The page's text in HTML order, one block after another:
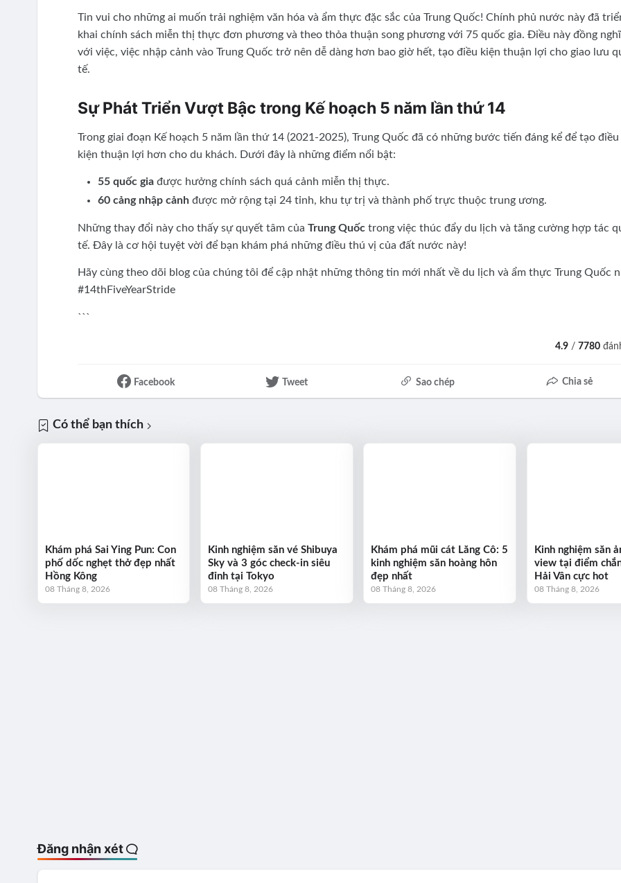
Tin vui cho những ai muốn trải nghiệm văn hóa và ẩm thực đặc sắc của Trung Quốc! Chính phủ nước này đã
khai chính sách miễn thị thực đơn phương và theo thỏa thuận song phương với 75 quốc gia. Điều này đồng
với việc, việc nhập cảnh vào Trung Quốc trở nên dễ dàng hơn bao giờ hết, tạo điều kiện thuận lợi cho giao lưu
tế.
Sự Phát Triển Vượt Bậc trong Kế hoạch 5 năm lần thứ 14
Trong giai đoạn Kế hoạch 5 năm lần thứ 14 (2021-2025), Trung Quốc đã có những bước tiến đáng kể để tạo điều
kiện thuận lợi hơn cho du khách. Dưới đây là những điểm nổi bật:
55 quốc gia được hưởng chính sách quá cảnh miễn thị thực.
60 cảng nhập cảnh được mở rộng tại 24 tỉnh, khu tự trị và thành phố trực thuộc trung ương.
Những thay đổi này cho thấy sự quyết tâm của Trung Quốctrong việc thúc đẩy du lịch và tăng cường hợp tác
tế. Đây là cơ hội tuyệt vời để bạn khám phá những điều thú vị của đất nước này!
Hãy cùng theo dõi blog của chúng tôi để cập nhật những thông tin mới nhất về du lịch và ẩm thực Trung Quốc
#14thFiveYearStride
```
4.9 / 7780
Facebook Tweet Sao chép Chia sẻ
Có thể bạn thích
Khám phá Sai Ying Pun: Con
phố dốc nghẹt thở đẹp nhất
Hồng Kông
08 Tháng 8, 2026
Kinh nghiệm săn vé Shibuya
Sky và 3 góc check-in siêu
đỉnh tại Tokyo
08 Tháng 8, 2026
Khám phá mũi cát Lăng Cô: 5
kinh nghiệm săn hoàng hôn
đẹp nhất
08 Tháng 8, 2026
Kinh nghiệm săn
view tại điểm
Hải Vân cực hot
08 Tháng 8, 2026
Đăng nhận xét